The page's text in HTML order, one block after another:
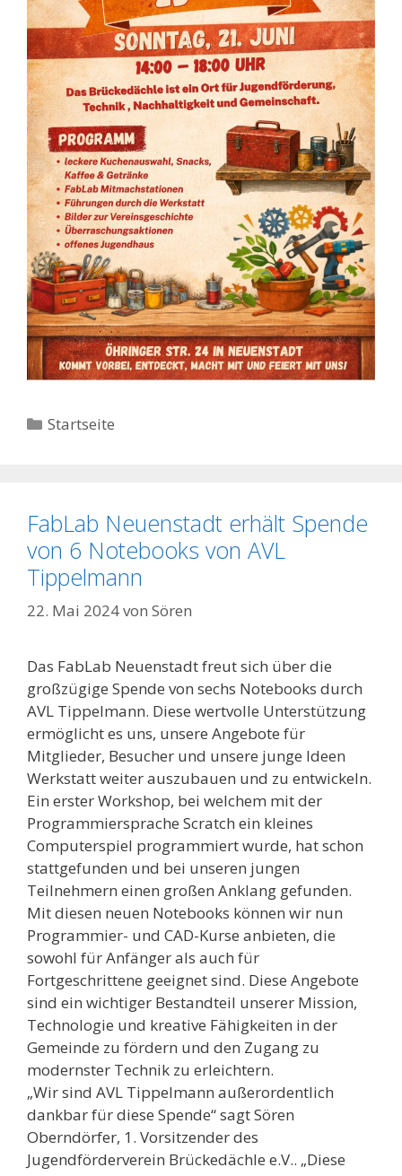
Kategorien
Startseite
FabLab Neuenstadt erhält Spende
von 6 Notebooks von AVL
Tippelmann
22. Mai 2024von Sören
Das FabLab Neuenstadt freut sich über die
großzügige Spende von sechs Notebooks durch
AVL Tippelmann. Diese wertvolle Unterstützung
ermöglicht es uns, unsere Angebote für
Mitglieder, Besucher und unsere junge Ideen
Werkstatt weiter auszubauen und zu entwickeln.
Ein erster Workshop, bei welchem mit der
Programmiersprache Scratch ein kleines
Computerspiel programmiert wurde, hat schon
stattgefunden und bei unseren jungen
Teilnehmern einen großen Anklang gefunden.
Mit diesen neuen Notebooks können wir nun
Programmier- und CAD-Kurse anbieten, die
sowohl für Anfänger als auch für
Fortgeschrittene geeignet sind. Diese Angebote
sind ein wichtiger Bestandteil unserer Mission,
Technologie und kreative Fähigkeiten in der
Gemeinde zu fördern und den Zugang zu
modernster Technik zu erleichtern.
„Wir sind AVL Tippelmann außerordentlich
dankbar für diese Spende“ sagt Sören
Oberndörfer, 1. Vorsitzender des
Jugendförderverein Brückedächle e.V.. „Diese